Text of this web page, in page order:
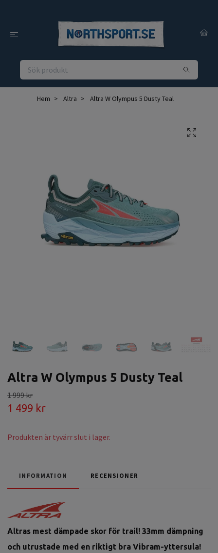
Hem Altra Altra W Olympus 5 Dusty Teal
Altra W Olympus 5 Dusty Teal
1 999 kr
1 499 kr
Produkten är tyvärr slut i lager.
INFORMATION RECENSIONER
Altras mest dämpade skor för trail! 33mm dämpning
och utrustade med en riktigt bra Vibram-yttersula!